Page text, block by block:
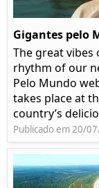
Gigantes pelo
The great vibes
rhythm of our
Pelo Mundo
takes place at
country’s
Publicado em 20/